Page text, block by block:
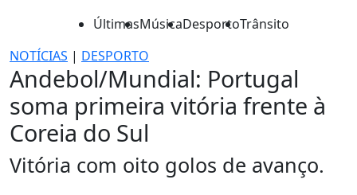
ÚltimasMúsicaDesportoTrânsito
NOTÍCIAS | DESPORTO
Andebol/Mundial: Portugal
soma primeira vitória frente à
Coreia do Sul
Vitória com oito golos de avanço.